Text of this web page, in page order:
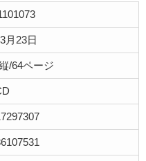
月23日
/64ページ